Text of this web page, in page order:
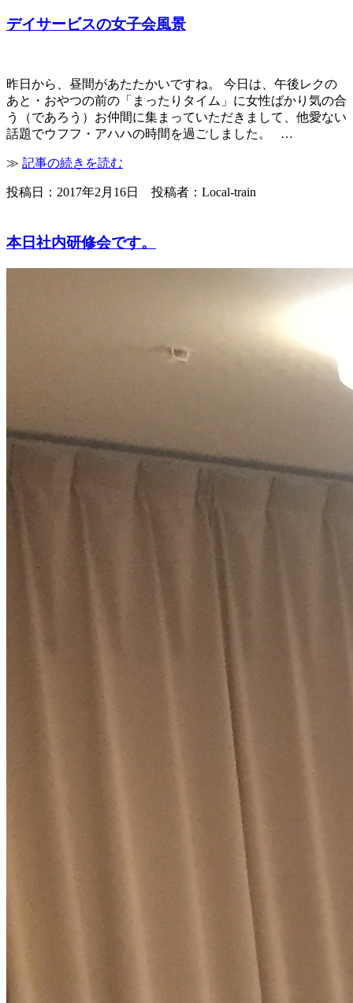
デイサービスの女子会風景
昨日から、昼間があたたかいですね。 今日は、午後レクの
あと・おやつの前の「まったりタイム」に女性ばかり気の合
う（であろう）お仲間に集まっていただきまして、他愛ない
話題でウフフ・アハハの時間を過ごしました。 …
≫ 記事の続きを読む
投稿日：2017年2月16日 投稿者：Local-train
本日社内研修会です。